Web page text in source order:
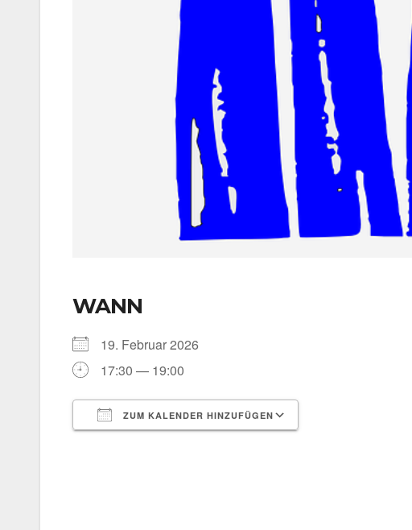
WANN
19. Febru­ar 2026
17:30 — 19:00
ZUM KALENDER HINZUFÜGEN